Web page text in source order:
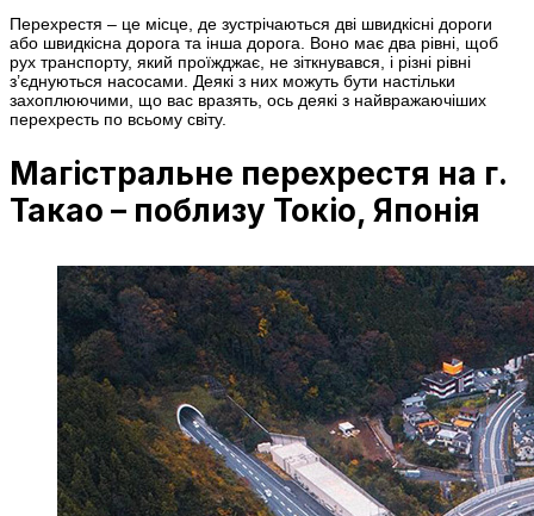
Перехрестя – це місце, де зустрічаються дві швидкісні дороги
або швидкісна дорога та інша дорога. Воно має два рівні, щоб
рух транспорту, який проїжджає, не зіткнувався, і різні рівні
з’єднуються насосами. Деякі з них можуть бути настільки
захоплюючими, що вас вразять, ось деякі з найвражаючіших
перехресть по всьому світу.
Магістральне перехрестя на г.
Такао – поблизу Токіо, Японія